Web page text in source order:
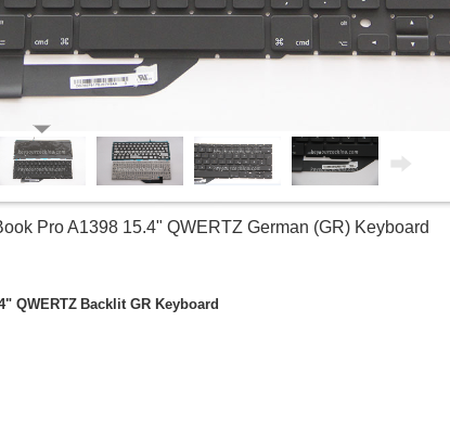
Pro A1398 15.4" QWERTZ German (GR) Keyboard
QWERTZ Backlit GR Keyboard